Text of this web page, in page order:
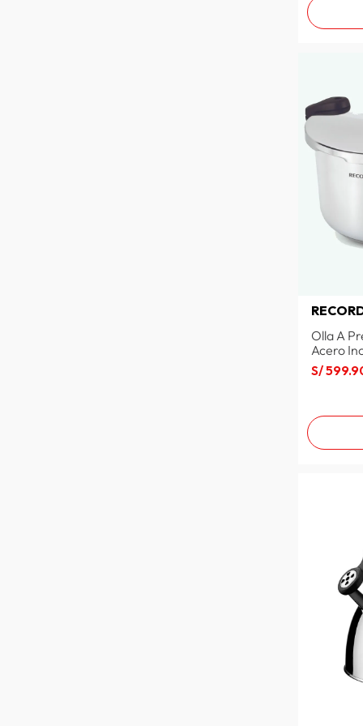
Olla A
Acero
S/599.